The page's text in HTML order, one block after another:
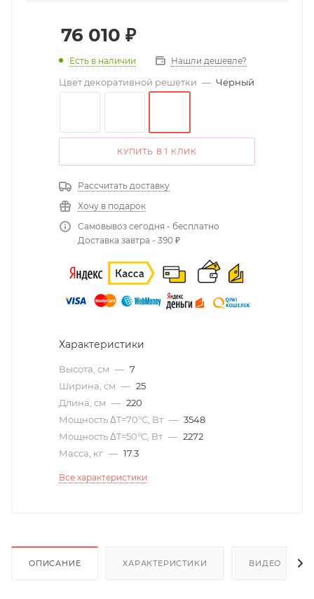
76 010 ₽
Есть в наличии Нашли дешевле?
Цвет декоративной решетки — Черный
КУПИТЬ В 1 КЛИК
Рассчитать доставку
Хочу в подарок
Самовывоз сегодня - бесплатно
Доставка завтра - 390 ₽
Характеристики
Высота, см — 7
Ширина, см — 25
Длина, см — 220
Мощность ΔT=70°С, Вт — 3548
Мощность ΔT=50°С, Вт — 2272
Масса, кг — 17.3
Все характеристики
ОПИСАНИЕ ХАРАКТЕРИСТИКИ ВИДЕО (6)